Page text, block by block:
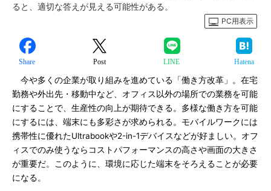
ると、適切な答えが見える可能性がある。
PC用表示
Share Post LINE Hatena
今や多くの企業が取り組みを進めている「働き方改革」。在宅
勤務や外出先・移動中など、オフィス以外の場所での業務を可能
にすることで、生産性の向上が期待できる。多様な働き方を可能
にするには、端末にも多彩さが求められる。モバイルワークには
携帯性に優れたUltrabookや2-in-1デバイスなどが好ましい。オフ
ィスでのみ使うならコストパフォーマンスの高さや画面の大きさ
が重要だ。このように、環境に応じた端末をそろえることが必要
になる。